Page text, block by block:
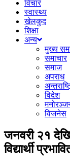
विचार
स्वास्थ्य
खेलकुद
शिक्षा
अन्य
मुख्य
समाचार
समाज
अपराध
विदेश
विजनेस
जनवरी २१
विद्यार्थी